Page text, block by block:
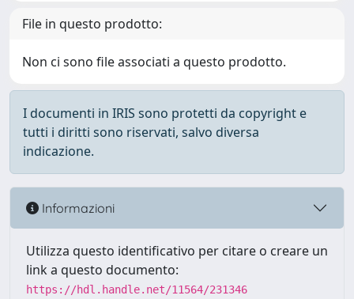
File in questo prodotto:
Non ci sono file associati a questo prodotto.
I documenti in IRIS sono protetti da copyright e
tutti i diritti sono riservati, salvo diversa
indicazione.
Informazioni
Utilizza questo identificativo per citare o creare un
link a questo documento:
https://hdl.handle.net/11564/231346